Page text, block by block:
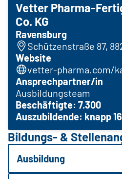
Vetter Pharma-
Co. KG
Ravensburg
Schützenstraße 87,
Website
vetter-pharma.com/
Ansprechpartner/in
Ausbildungsteam
Beschäftigte: 7.300
Auszubildende: knapp
Bildungs- &
Ausbildung